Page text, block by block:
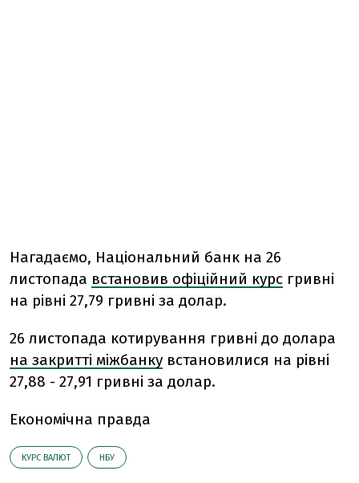
Нагадаємо, Національний банк на 26
листопада встановив офіційний курс гривні
на рівні 27,79 гривні за долар.
26 листопада котирування гривні до долара
на закритті міжбанку встановилися на рівні
27,88 - 27,91 гривні за долар.
Економічна правда
КУРС ВАЛЮТ НБУ